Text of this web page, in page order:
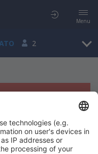
Menu
2
resultater